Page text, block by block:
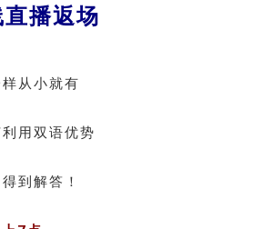
播返场
从小就有
用双语优势
到解答！